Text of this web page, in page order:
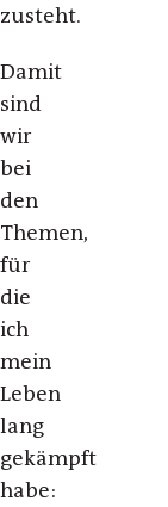
zusteht.
Damit
sind
wir
bei
den
Themen,
für
die
ich
mein
Leben
lang
gekämpft
habe: